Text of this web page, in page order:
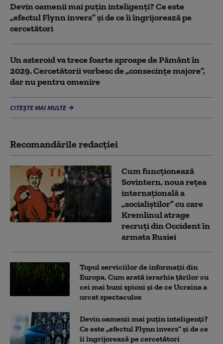
Devin oamenii mai puțin inteligenți? Ce este
„efectul Flynn invers” și de ce îi îngrijorează pe
cercetători
Un asteroid va trece foarte aproape de Pământ în
2029. Cercetătorii vorbesc de „consecințe majore”,
dar nu pentru omenire
CITEȘTE MAI MULTE
Recomandările redacţiei
Cum funcționează
Sovintern, noua rețea
internațională a
„socialiștilor” cu care
Kremlinul atrage
recruți din Occident în
armata Rusiei
Topul serviciilor de informații din
Europa. Cum arată ierarhia țărilor cu
cei mai buni spioni și de ce Ucraina a
urcat spectaculos
Devin oamenii mai puțin inteligenți?
Ce este „efectul Flynn invers” și de ce
îi îngrijorează pe cercetători